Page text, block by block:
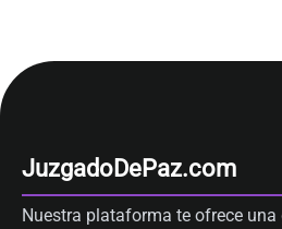
JuzgadoDePaz.com
Nuestra plataforma te ofrece